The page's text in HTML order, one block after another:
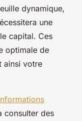
dynamique,
une
capital. Ces
optimale de
ainsi votre
consulter des